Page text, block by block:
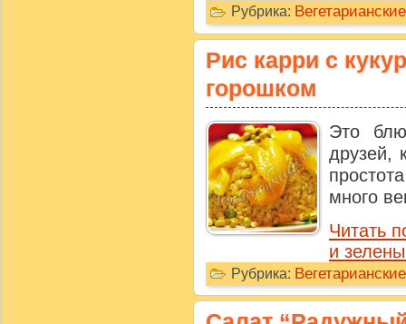
Рубрика:
Рис карри с
горошком
Это
друзей,
много
Читать
и
Рубрика: